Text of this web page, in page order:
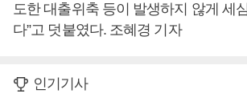
도한 대출위축 등이 발생하지 않게 세
다”고 덧붙였다. 조혜경 기자
인기기사